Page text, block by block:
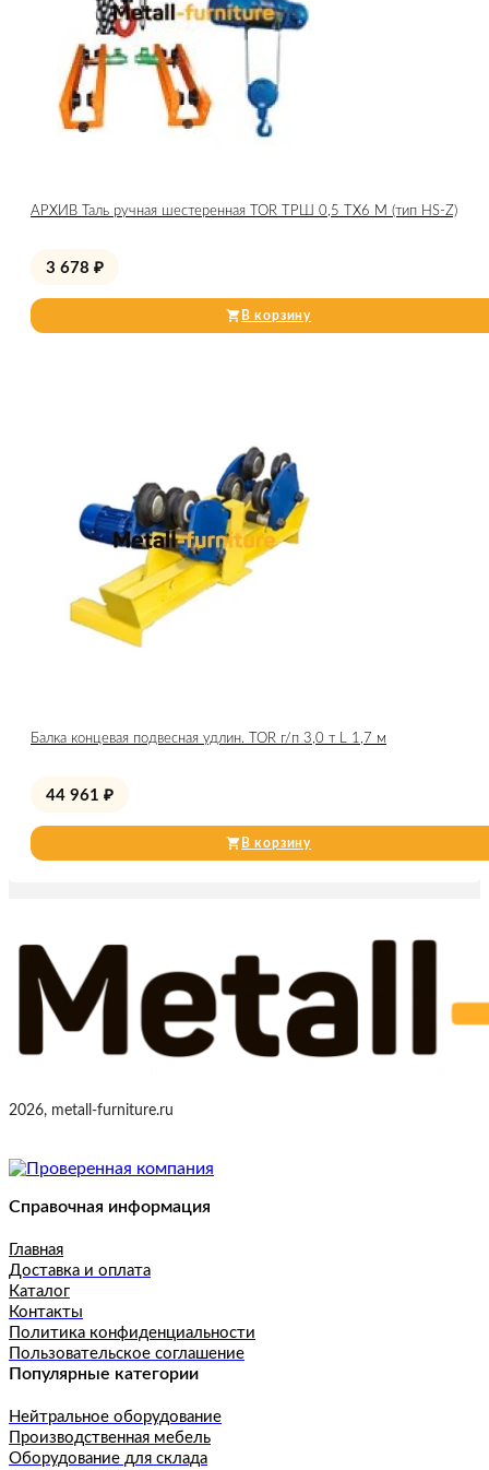
АРХИВ Таль ручная шестеренная TOR ТРШ 0,5 ТХ6 М (тип HS-Z)
3 678 ₽
В корзину
Балка концевая подвесная удлин. TOR г/п 3,0 т L 1,7 м
44 961 ₽
В корзину
2026, metall-furniture.ru
Справочная информация
Главная
Доставка и оплата
Каталог
Контакты
Политика конфиденциальности
Пользовательское соглашение
Популярные категории
Нейтральное оборудование
Производственная мебель
Оборудование для склада